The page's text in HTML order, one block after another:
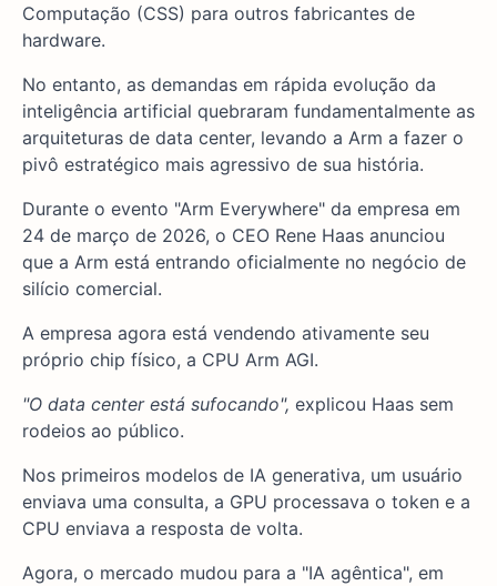
Computação (CSS) para outros fabricantes de
hardware.
No entanto, as demandas em rápida evolução da
inteligência artificial quebraram fundamentalmente as
arquiteturas de data center, levando a Arm a fazer o
pivô estratégico mais agressivo de sua história.
Durante o evento "Arm Everywhere" da empresa em
24 de março de 2026, o CEO Rene Haas anunciou
que a Arm está entrando oficialmente no negócio de
silício comercial.
A empresa agora está vendendo ativamente seu
próprio chip físico, a CPU Arm AGI.
"O data center está sufocando", explicou Haas sem
rodeios ao público.
Nos primeiros modelos de IA generativa, um usuário
enviava uma consulta, a GPU processava o token e a
CPU enviava a resposta de volta.
Agora, o mercado mudou para a "IA agêntica", em